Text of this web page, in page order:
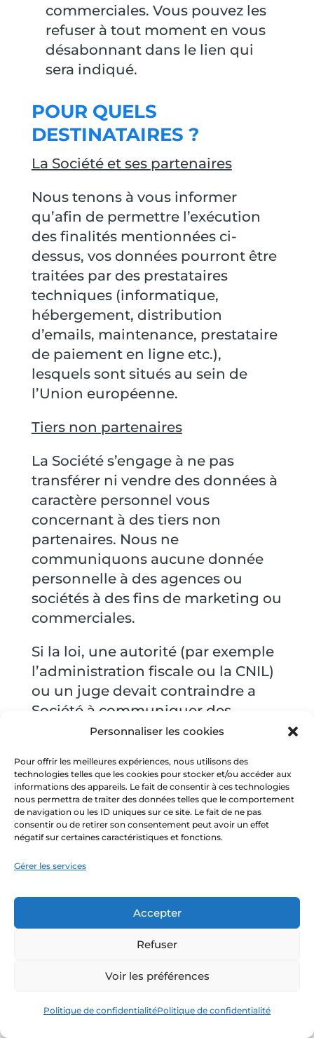
Personnaliser les cookies
Pour offrir les meilleures expériences, nous utilisons des
technologies telles que les cookies pour stocker et/ou accéder aux
informations des appareils. Le fait de consentir à ces technologies
nous permettra de traiter des données telles que le comportement
de navigation ou les ID uniques sur ce site. Le fait de ne pas
consentir ou de retirer son consentement peut avoir un effet
négatif sur certaines caractéristiques et fonctions.
Gérer les services
Accepter
Refuser
Voir les préférences
Politique de confidentialitéPolitique de confidentialité
commerciales. Vous pouvez les
refuser à tout moment en vous
désabonnant dans le lien qui
sera indiqué.
POUR QUELS
DESTINATAIRES ?
La Société et ses partenaires
Nous tenons à vous informer
qu’afin de permettre l’exécution
des finalités mentionnées ci-
dessus, vos données pourront être
traitées par des prestataires
techniques (informatique,
hébergement, distribution
d’emails, maintenance, prestataire
de paiement en ligne etc.),
lesquels sont situés au sein de
l’Union européenne.
Tiers non partenaires
La Société s’engage à ne pas
transférer ni vendre des données à
caractère personnel vous
concernant à des tiers non
partenaires. Nous ne
communiquons aucune donnée
personnelle à des agences ou
sociétés à des fins de marketing ou
commerciales.
Si la loi, une autorité (par exemple
l’administration fiscale ou la CNIL)
ou un juge devait contraindre a
Société à communiquer des
données à caractère personnel
s’engage, dans la mesure du
possible, à vous en aviser (sauf si la
Société n’est pas autorisé à le faire
notamment compte tenu des
obligations légales ou judiciaires
qui pourraient lui incomber).
Enfin, il se peut que nous
achetions ou fusionnons ou que
nous soyons achetés par une autre
ou partie de nos actifs. Dans un tel
peuvent être communiquées à